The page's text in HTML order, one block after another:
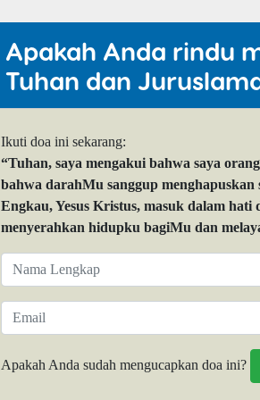
Apakah Anda rindu
Tuhan dan
Ikuti doa ini sekarang:
“Tuhan, saya mengakui bahwa saya
bahwa darahMu sanggup menghapuskan
Engkau, Yesus Kristus, masuk dalam
menyerahkan hidupku bagiMu dan
Apakah Anda sudah mengucapkan doa ini?